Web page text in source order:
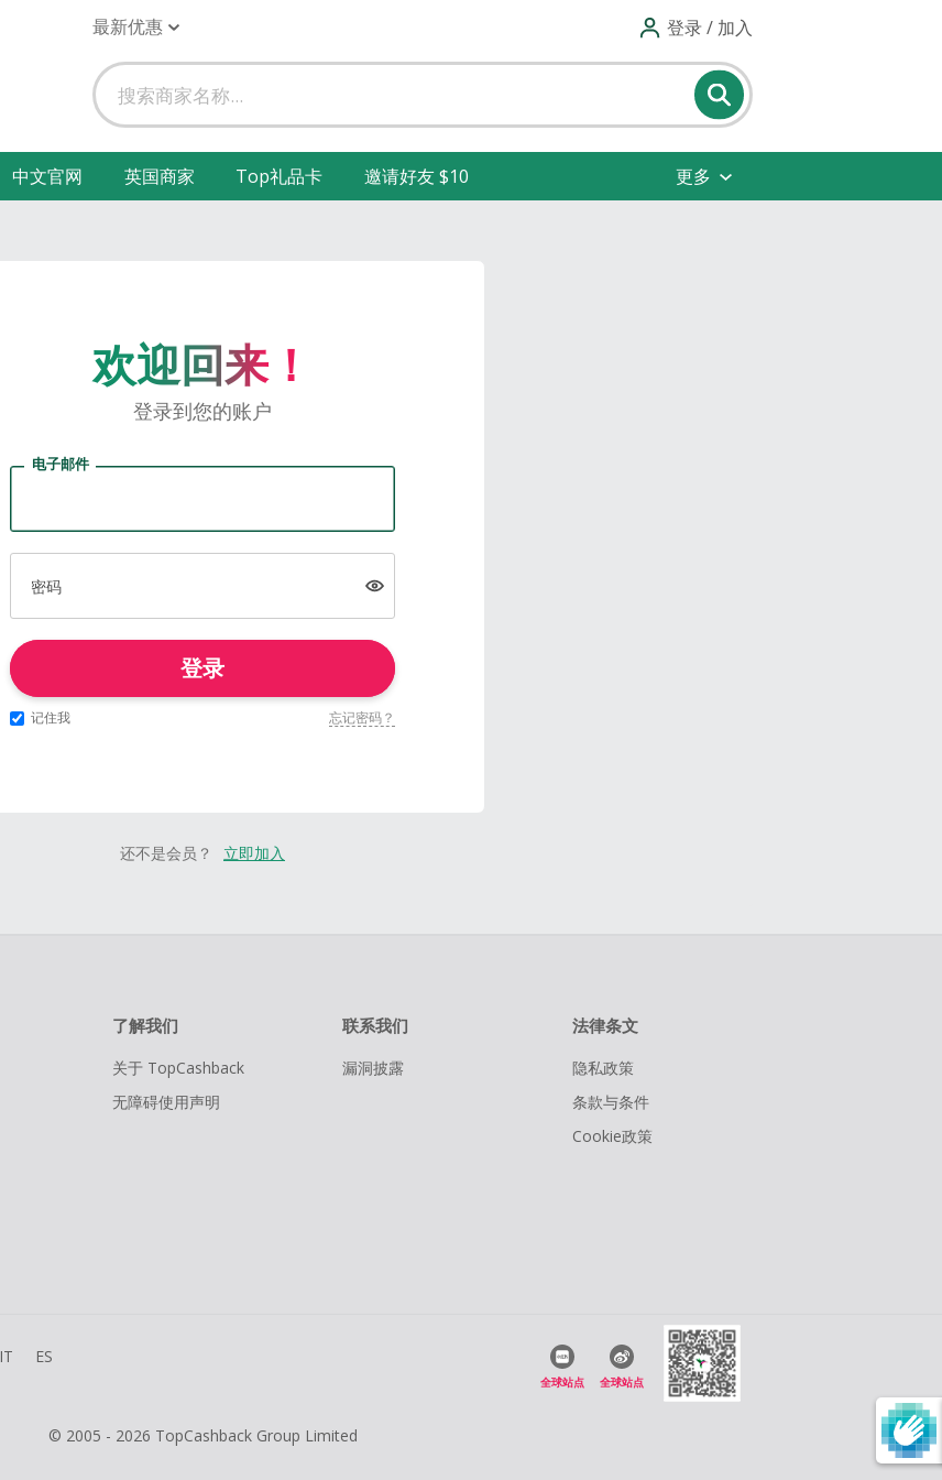
最新优惠 登录 / 加入
中文官网 英国商家 Top礼品卡 邀请好友 $10 更多
欢迎回来！
登录到您的账户
电子邮件
密码
登录
记住我 忘记密码？
还不是会员？ 立即加入
了解我们
关于 TopCashback
无障碍使用声明
联系我们
漏洞披露
法律条文
隐私政策
条款与条件
Cookie政策
IT ES
全球站点 全球站点
© 2005 - 2026 TopCashback Group Limited